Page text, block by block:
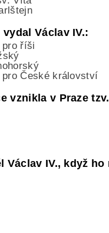
vydal Václav IV.:
pro říši
České království
vznikla v Praze
Václav IV., když